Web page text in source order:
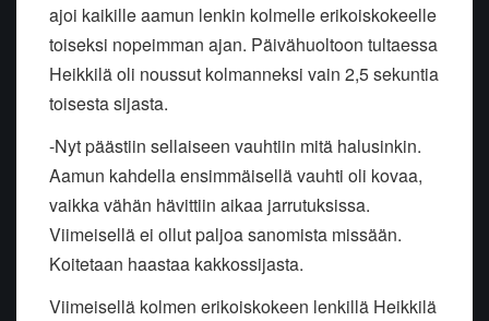
ajoi kaikille aamun lenkin kolmelle erikoiskokeelle
toiseksi nopeimman ajan. Päivähuoltoon tultaessa
Heikkilä oli noussut kolmanneksi vain 2,5 sekuntia
toisesta sijasta.
-Nyt päästiin sellaiseen vauhtiin mitä halusinkin.
Aamun kahdella ensimmäisellä vauhti oli kovaa,
vaikka vähän hävittiin aikaa jarrutuksissa.
Viimeisellä ei ollut paljoa sanomista missään.
Koitetaan haastaa kakkossijasta.
Viimeisellä kolmen erikoiskokeen lenkillä Heikkilä